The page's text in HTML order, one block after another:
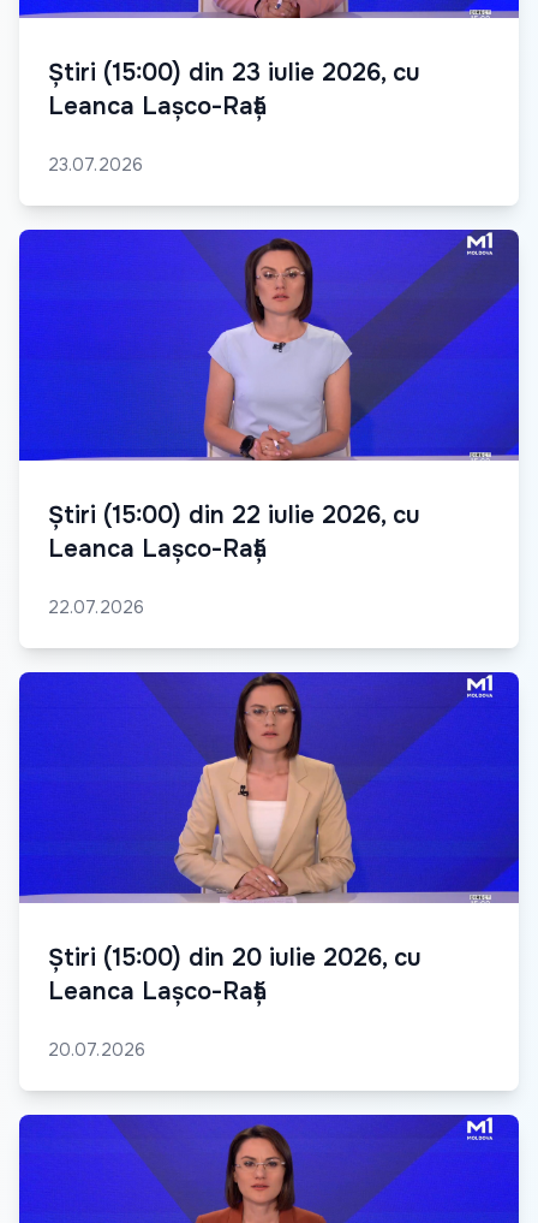
Știri (15:00) din 23 iulie 2026, cu
Leanca Lașco-Rață
23.07.2026
Știri (15:00) din 22 iulie 2026, cu
Leanca Lașco-Rață
22.07.2026
Știri (15:00) din 20 iulie 2026, cu
Leanca Lașco-Rață
20.07.2026